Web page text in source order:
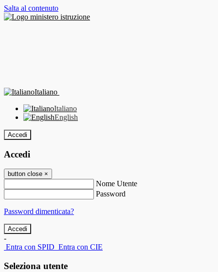
Salta al contenuto
Italiano
Italiano
English
Accedi
Accedi
button close ×
Nome Utente
Password
Password dimenticata?
-
Entra con SPID Entra con CIE
Seleziona utente